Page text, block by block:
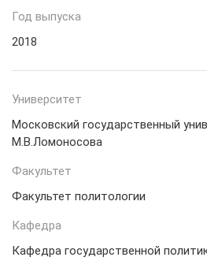
Год выпуска
2018
Университет
Московский государственный
М.В.Ломоносова
Факультет
Факультет политологии
Кафедра
Кафедра государственной